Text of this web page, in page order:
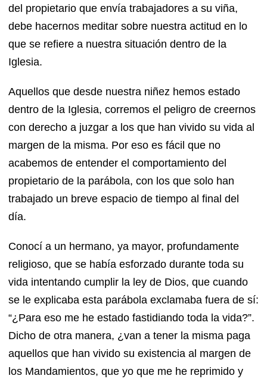
del propietario que envía trabajadores a su viña,
debe hacernos meditar sobre nuestra actitud en lo
que se refiere a nuestra situación dentro de la
Iglesia.
Aquellos que desde nuestra niñez hemos estado
dentro de la Iglesia, corremos el peligro de creernos
con derecho a juzgar a los que han vivido su vida al
margen de la misma. Por eso es fácil que no
acabemos de entender el comportamiento del
propietario de la parábola, con los que solo han
trabajado un breve espacio de tiempo al final del
día.
Conocí a un hermano, ya mayor, profundamente
religioso, que se había esforzado durante toda su
vida intentando cumplir la ley de Dios, que cuando
se le explicaba esta parábola exclamaba fuera de sí:
“¿Para eso me he estado fastidiando toda la vida?”.
Dicho de otra manera, ¿van a tener la misma paga
aquellos que han vivido su existencia al margen de
los Mandamientos, que yo que me he reprimido y